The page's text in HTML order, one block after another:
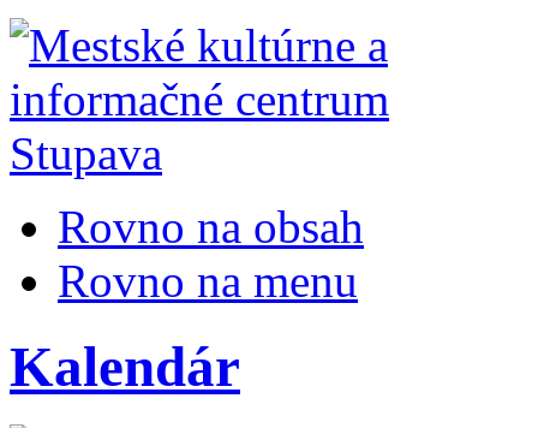
Rovno na obsah
Rovno na menu
Kalendár